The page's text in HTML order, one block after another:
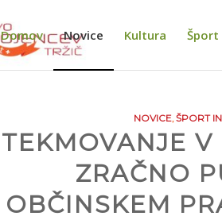
Domov Novice Kultura Šport
NOVICE,ŠPORT
TEKMOVANJE
ZRAČNO
OBČINSKEM